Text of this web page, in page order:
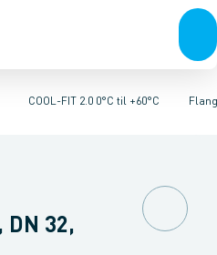
Fordampere
COOL-FIT 2.0 0°C til +60°C
COOL-FIT 2.0 0°C til +60°C
45gr. 2.0 T-stykker 2.0 Unioner
DN 32,